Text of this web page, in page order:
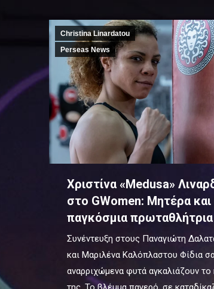
Christina Linardatou
Perseas News
Χριστίνα «Medusa»
στο GWomen: Μητέρα και
παγκόσμια πρωταθλήτρια
Συνέντευξη στους Παναγιώτη
και Μαριλένα Καλόπλαστου Φίδια
αναρριχώμενα φυτά αγκαλιάζουν το